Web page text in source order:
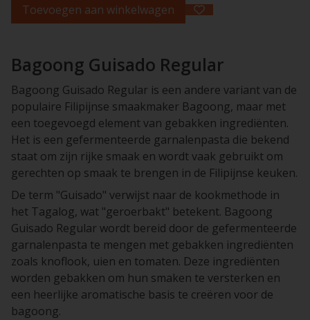
Toevoegen aan winkelwagen
Bagoong Guisado Regular
Bagoong Guisado Regular is een andere variant van de
populaire Filipijnse smaakmaker Bagoong, maar met
een toegevoegd element van gebakken ingrediënten.
Het is een gefermenteerde garnalenpasta die bekend
staat om zijn rijke smaak en wordt vaak gebruikt om
gerechten op smaak te brengen in de Filipijnse keuken.
De term "Guisado" verwijst naar de kookmethode in
het Tagalog, wat "geroerbakt" betekent. Bagoong
Guisado Regular wordt bereid door de gefermenteerde
garnalenpasta te mengen met gebakken ingrediënten
zoals knoflook, uien en tomaten. Deze ingrediënten
worden gebakken om hun smaken te versterken en
een heerlijke aromatische basis te creëren voor de
bagoong.